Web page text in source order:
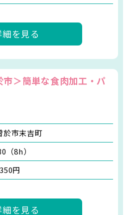
細を見る
市＞簡単な食肉加工・パ
於市末吉町
（8h）
円
細を見る